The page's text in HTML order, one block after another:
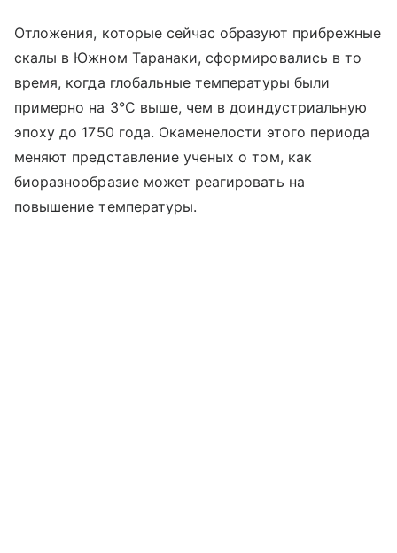
Отложения, которые сейчас образуют прибрежные
скалы в Южном Таранаки, сформировались в то
время, когда глобальные температуры были
примерно на 3°C выше, чем в доиндустриальную
эпоху до 1750 года. Окаменелости этого периода
меняют представление ученых о том, как
биоразнообразие может реагировать на
повышение температуры.